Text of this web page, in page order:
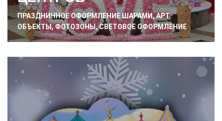
ПРАЗДНИЧНОЕ ОФОРМЛЕНИЕ ШАРАМИ, АРТ
ОБЪЕКТЫ, ФОТОЗОНЫ, СВЕТОВОЕ ОФОРМЛЕНИЕ